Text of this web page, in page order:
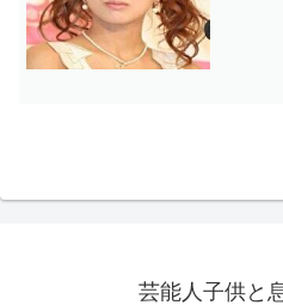
芸能人子供と